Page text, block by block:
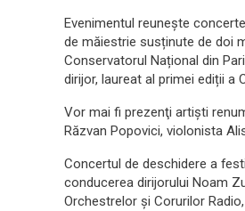
Evenimentul reuneşte
de măiestrie susținute de doi
Conservatorul Național din
dirijor, laureat al primei ediții a
Vor mai fi prezenţi artişti
Răzvan Popovici, violonista
Concertul de deschidere a
conducerea dirijorului Noam
Orchestrelor şi Corurilor